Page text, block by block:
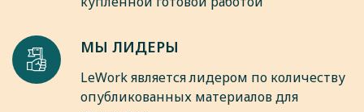
МЫ ЛИДЕРЫ
LeWork является лидером по количеству
опубликованных материалов для